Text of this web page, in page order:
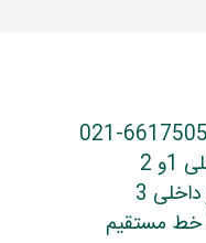
2
3
با مدیریت داخلی 4 یا خط مستقیم